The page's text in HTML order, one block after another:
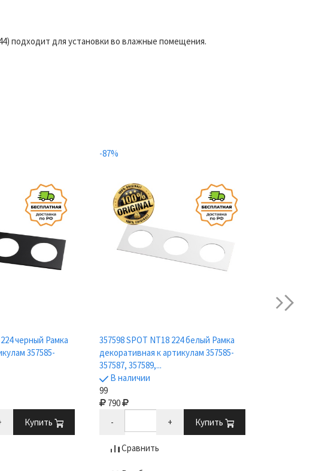
подходит для установки во влажные помещения.
черный Рамка
357585-
Купить
-87%
357598 SPOT NT18 224 белый Рамка
декоративная к артикулам 357585-
357587, 357589,...
В наличии
99
790
-
+ Купить
Сравнить
next